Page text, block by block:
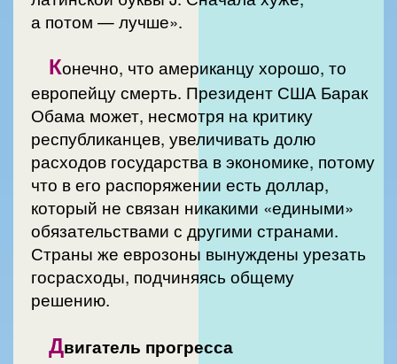
а потом — лучше».
Конечно, что американцу хорошо, то
европейцу смерть. Президент США Барак
Обама может, несмотря на критику
республиканцев, увеличивать долю
расходов государства в экономике, потому
что в его распоряжении есть доллар,
который не связан никакими «едиными»
обязательствами с другими странами.
Страны же еврозоны вынуждены урезать
госрасходы, подчиняясь общему
решению.
Двигатель прогресса